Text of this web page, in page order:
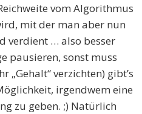
vom Algorithmus
mit der man aber nun
verdient … also besser
pausieren, sonst muss
„Gehalt“ verzichten) gibt’s
irgendwem eine
zu geben. ;) Natürlich